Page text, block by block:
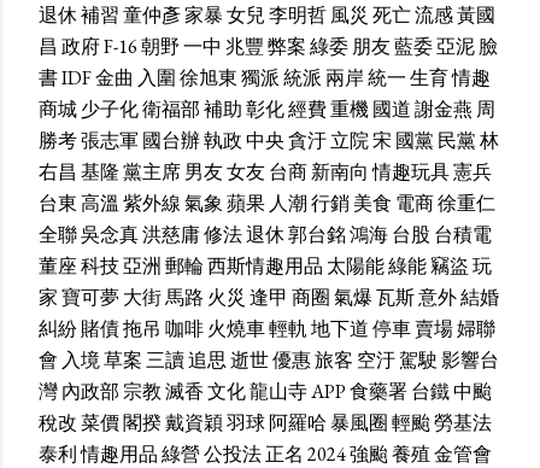
退休補習童仲彥家暴女兒李明哲風災 死亡流感黃國
昌 政府F-16朝野一中 兆豐弊案綠委朋友藍委亞泥臉
書IDF金曲 入圍徐旭東獨派統派 兩岸統一生育情趣
商城少子化衛福部補助彰化經費重機國道謝金燕 周
勝考張志軍國台辦執政中央貪汙立院宋 國黨民黨林
右昌 基隆黨主席男友女友台商新南向 情趣玩具憲兵
台東高溫 紫外線氣象蘋果 人潮行銷美食 電商徐重仁
全聯吳念真洪慈庸修法退休郭台銘鴻海台股 台積電
董座科技亞洲郵輪西斯情趣用品 太陽能綠能竊盜玩
家寶可夢大街馬路 火災 逢甲 商圈氣爆瓦斯意外結婚
糾紛賭債拖吊 咖啡火燒車輕軌地下道停車賣場婦聯
會 入境草案三讀追思逝世優惠旅客 空汙駕駛影響台
灣內政部宗教滅香文化龍山寺APP食藥署台鐵中颱
稅改菜價閣揆戴資穎羽球阿羅哈暴風圈輕颱勞基法
泰利情趣用品綠營公投法正名 2024強颱養殖金管會